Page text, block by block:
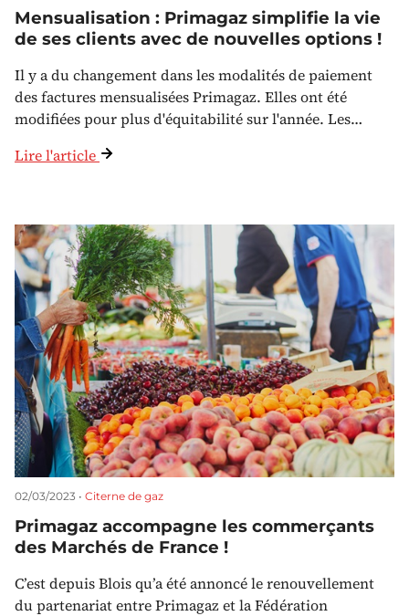
Mensualisation : Primagaz simplifie la vie
de ses clients avec de nouvelles options !
Il y a du changement dans les modalités de paiement
des factures mensualisées Primagaz. Elles ont été
modifiées pour plus d'équitabilité sur l'année. Les…
Lire l'article
02/03/2023 • Citerne de gaz
Primagaz accompagne les commerçants
des Marchés de France !
C’est depuis Blois qu’a été annoncé le renouvellement
du partenariat entre Primagaz et la Fédération